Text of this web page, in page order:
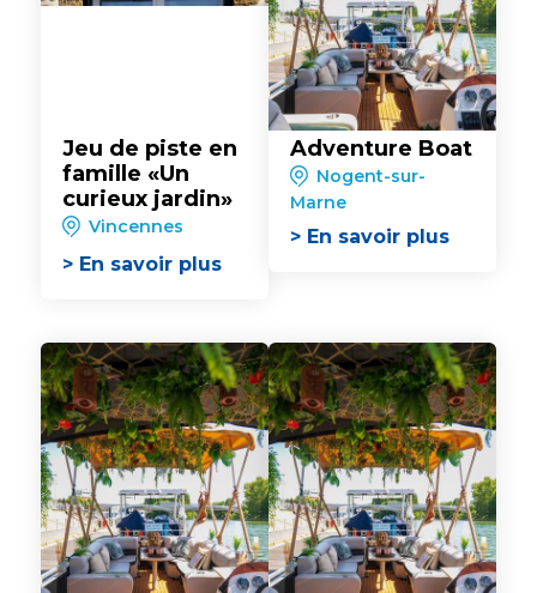
Jeu de piste en
famille «Un
curieux jardin»
Vincennes
> En savoir plus
Adventure Boat
Nogent-sur-
Marne
> En savoir plus